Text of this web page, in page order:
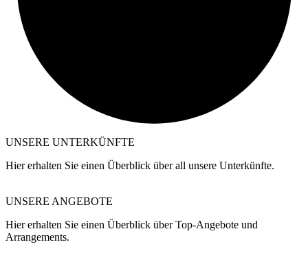
UNSERE UNTERKÜNFTE
Hier erhalten Sie einen Überblick über all unsere Unterkünfte.
UNSERE ANGEBOTE
Hier erhalten Sie einen Überblick über Top-Angebote und
Arrangements.